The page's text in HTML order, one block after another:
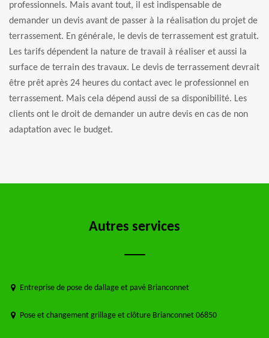
professionnels. Mais avant tout, il est indispensable de
demander un devis avant de passer à la réalisation du projet de
terrassement. En générale, le devis de terrassement est gratuit.
Les tarifs dépendent la nature de travail à réaliser et aussi la
surface de terrain des travaux. Le devis de terrassement devrait
être prêt après 24 heures du contact avec le professionnel en
terrassement. Mais cela dépend aussi de sa disponibilité. Les
clients ont le droit de demander un autre devis en cas de non
adaptation avec le budget.
Autres services
Entreprise de pose de dallage et pavé Brianconnet
Pose et changement grillage et clôture Brianconnet 06850